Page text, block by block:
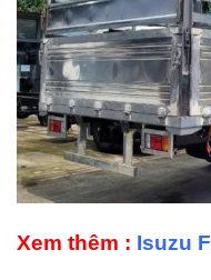
Xem thêm : Isuzu